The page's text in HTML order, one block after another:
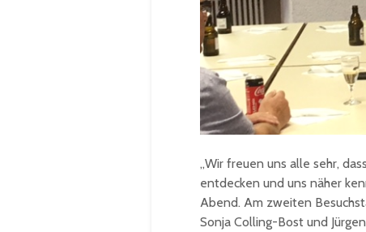
„Wir freuen uns alle sehr,
entdecken und uns näher
Abend. Am zweiten
Sonja Colling-Bost und